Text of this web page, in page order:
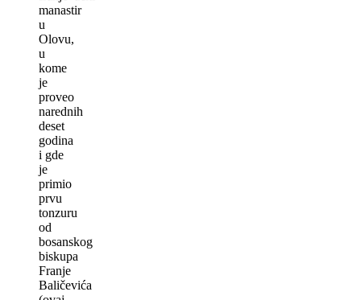
manastir
u
Olovu,
u
kome
je
proveo
narednih
deset
godina
i gde
je
primio
prvu
tonzuru
od
bosanskog
biskupa
Franje
Baličevića